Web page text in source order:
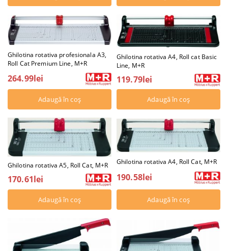
Ghilotina rotativa profesionala A3,
Roll Cat Premium Line, M+R
264.99lei
Ghilotina rotativa A4, Roll cat Basic
Line, M+R
119.79lei
Ghilotina rotativa A5, Roll Cat, M+R
170.61lei
Ghilotina rotativa A4, Roll Cat, M+R
190.58lei